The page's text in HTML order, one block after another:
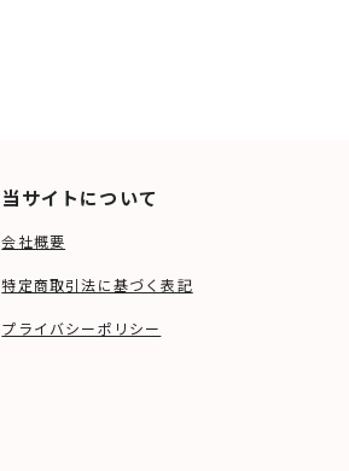
当サイトについて
会社概要
特定商取引法に基づく表記
プライバシーポリシー